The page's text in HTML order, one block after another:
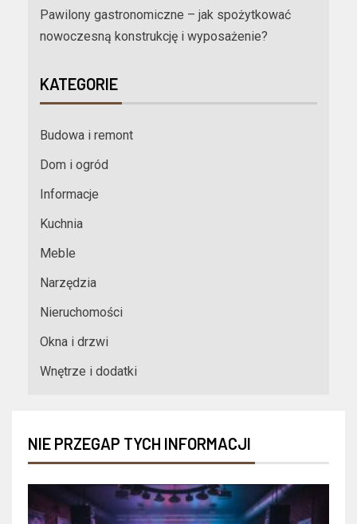
Pawilony gastronomiczne – jak spożytkować
nowoczesną konstrukcję i wyposażenie?
KATEGORIE
Budowa i remont
Dom i ogród
Informacje
Kuchnia
Meble
Narzędzia
Nieruchomości
Okna i drzwi
Wnętrze i dodatki
NIE PRZEGAP TYCH INFORMACJI